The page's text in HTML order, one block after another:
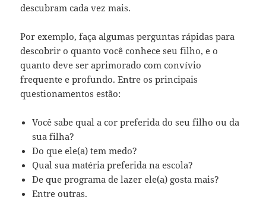
descubram cada vez mais.
Por exemplo, faça algumas perguntas rápidas para
descobrir o quanto você conhece seu filho, e o
quanto deve ser aprimorado com convívio
frequente e profundo. Entre os principais
questionamentos estão:
Você sabe qual a cor preferida do seu filho ou da
sua filha?
Do que ele(a) tem medo?
Qual sua matéria preferida na escola?
De que programa de lazer ele(a) gosta mais?
Entre outras.